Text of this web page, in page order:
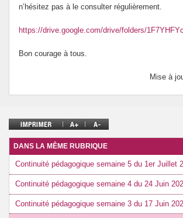
n’hésitez pas à le consulter régulièrement.
https://drive.google.com/drive/folders/
Bon courage à tous.
Mise à
DANS LA MÊME RUBRIQUE
Continuité pédagogique semaine 5 du 1er Juillet
Continuité pédagogique semaine 4 du 24 Juin
Continuité pédagogique semaine 3 du 17 Juin